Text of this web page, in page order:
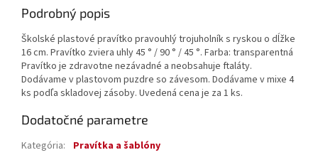
Podrobný popis
Školské plastové pravítko pravouhlý trojuholník s ryskou o dĺžke
16 cm. Pravítko zviera uhly 45 ° / 90 ° / 45 °. Farba: transparentná
Pravítko je zdravotne nezávadné a neobsahuje ftaláty.
Dodávame v plastovom puzdre so závesom. Dodávame v mixe 4
ks podľa skladovej zásoby. Uvedená cena je za 1 ks.
Dodatočné parametre
Kategória:
Pravítka a šablóny